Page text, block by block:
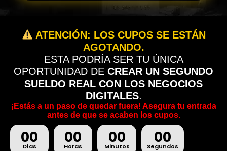
ATENCIÓN: LOS CUPOS SE ESTÁN
AGOTANDO.
ESTA PODRÍA SER TU ÚNICA
OPORTUNIDAD DE CREAR UN SEGUNDO
SUELDO REAL CON LOS NEGOCIOS
DIGITALES.
¡Estás a un paso de quedar fuera! Asegura tu entrada
antes de que se acaben los cupos.
00
Días 00
Horas 00
Minutos 00
Segundos